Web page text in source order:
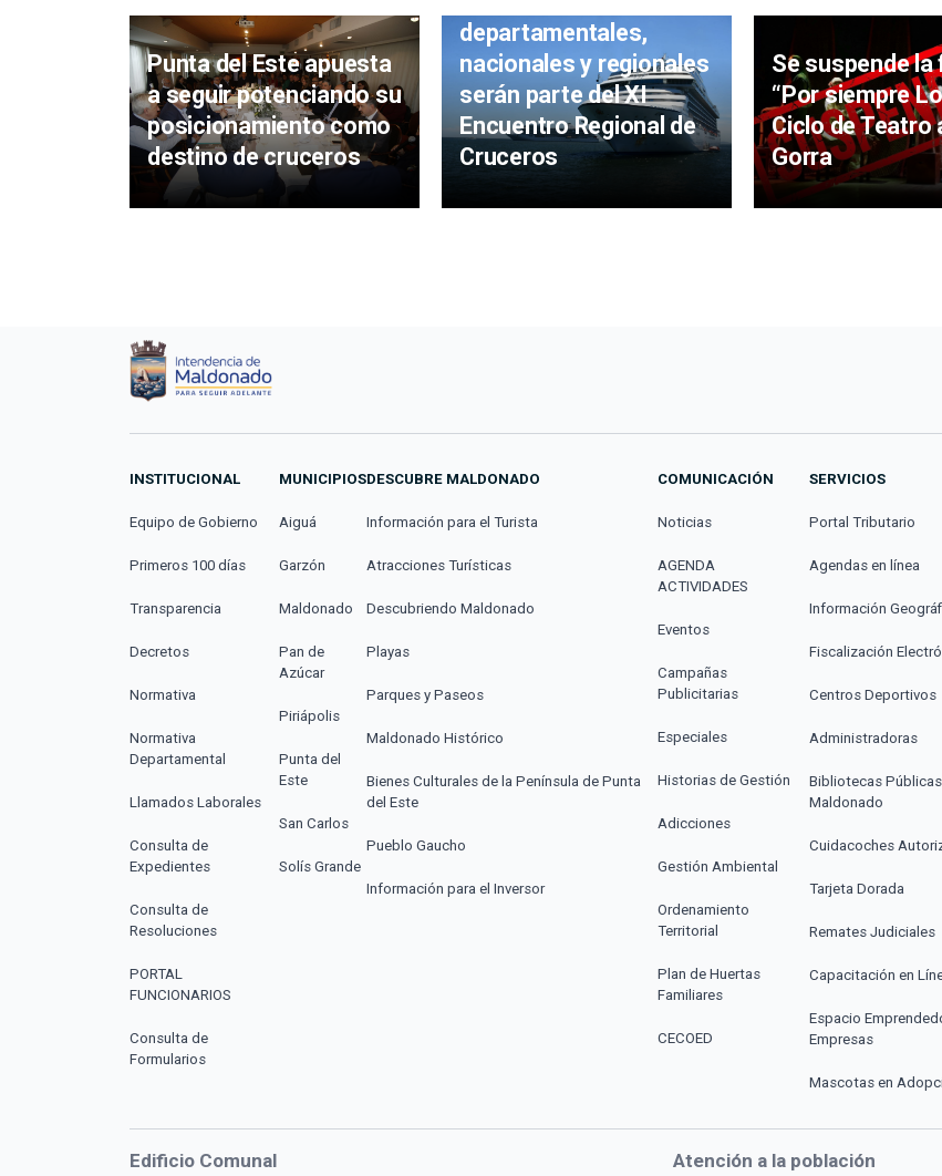
Punta del Este apuesta
a seguir potenciando su
posicionamiento como
destino de cruceros
departamentales,
nacionales y regionales
serán parte del XI
Encuentro Regional de
Cruceros
Se suspende la
“Por siempre
Ciclo de Teatro
Gorra
INSTITUCIONAL
Equipo de Gobierno
Primeros 100 días
Transparencia
Decretos
Normativa
Normativa
Departamental
Llamados Laborales
Consulta de
Expedientes
Consulta de
Resoluciones
PORTAL
FUNCIONARIOS
Consulta de
Formularios
MUNICIPIOS
Aiguá
Garzón
Maldonado
Pan de
Azúcar
Piriápolis
Punta del
Este
San Carlos
Solís Grande
DESCUBRE MALDONADO
Información para el Turista
Atracciones Turísticas
Descubriendo Maldonado
Playas
Parques y Paseos
Maldonado Histórico
Bienes Culturales de la Península de Punta
del Este
Pueblo Gaucho
Información para el Inversor
COMUNICACIÓN
Noticias
AGENDA
ACTIVIDADES
Eventos
Campañas
Publicitarias
Especiales
Historias de Gestión
Adicciones
Gestión Ambiental
Ordenamiento
Territorial
Plan de Huertas
Familiares
CECOED
SERVICIOS
Portal Tributario
Agendas en línea
Información
Fiscalización
Centros Deportivos
Administradoras
Bibliotecas Públicas
Maldonado
Cuidacoches
Tarjeta Dorada
Remates Judiciales
Capacitación en
Espacio
Empresas
Mascotas en
Edificio Comunal Atención a la población